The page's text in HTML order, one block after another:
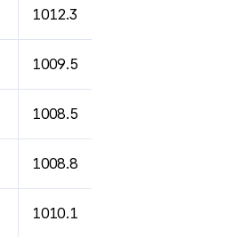
1012.3
1009.5
1008.5
1008.8
1010.1